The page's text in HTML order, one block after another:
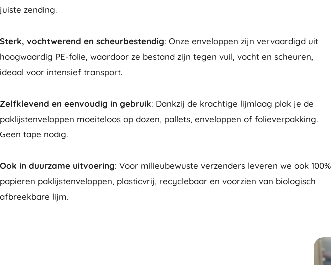
juiste zending.
Sterk, vochtwerend en scheurbestendig: Onze enveloppen zijn vervaardigd uit
hoogwaardig PE-folie, waardoor ze bestand zijn tegen vuil, vocht en scheuren,
ideaal voor intensief transport.
Zelfklevend en eenvoudig in gebruik: Dankzij de krachtige lijmlaag plak je de
paklijstenveloppen moeiteloos op dozen, pallets, enveloppen of folieverpakking.
Geen tape nodig.
Ook in duurzame uitvoering: Voor milieubewuste verzenders leveren we ook 100%
papieren paklijstenveloppen, plasticvrij, recyclebaar en voorzien van biologisch
afbreekbare lijm.